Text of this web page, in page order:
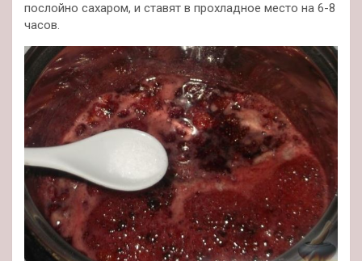
послойно сахаром, и ставят в прохладное место на 6-8
часов.